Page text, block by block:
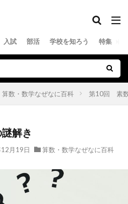
入試 部活 学校を知ろう 特集
算数・数学なぜなに百科 第10回 素
解き
月19日
算数・数学なぜなに百科